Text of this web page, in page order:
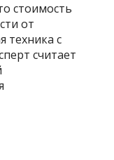
стоимость
от
техника с
считает